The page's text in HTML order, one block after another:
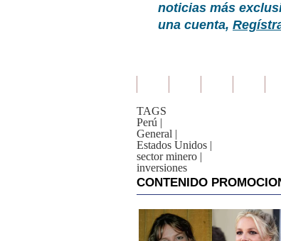
noticias más
una cuenta,
TAGS
Perú |
General |
Estados Unidos |
sector minero |
inversiones